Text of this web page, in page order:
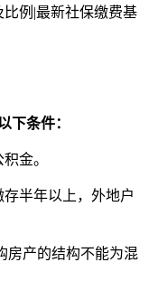
例|最新社保缴费基
下条件：
金。
半年以上，外地户
产的结构不能为混